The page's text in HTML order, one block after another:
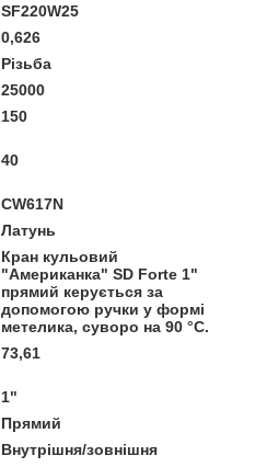
SF220W25
0,626
Різьба
25000
150
40
CW617N
Латунь
Кран кульовий
"Американка" SD Forte 1"
прямий керується за
допомогою ручки у формі
метелика, суворо на 90 °C.
73,61
1"
Прямий
Внутрішня/зовнішня